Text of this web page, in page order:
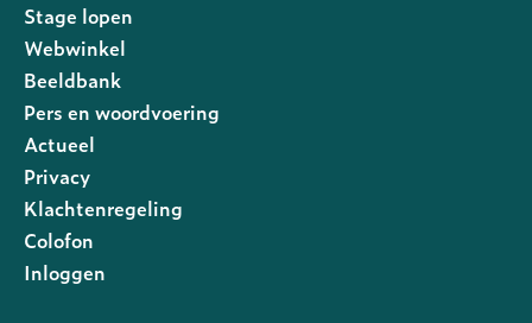
Stage lopen
Webwinkel
Beeldbank
Pers en woordvoering
Footer
rechts
Actueel
Privacy
Klachtenregeling
Colofon
Inloggen